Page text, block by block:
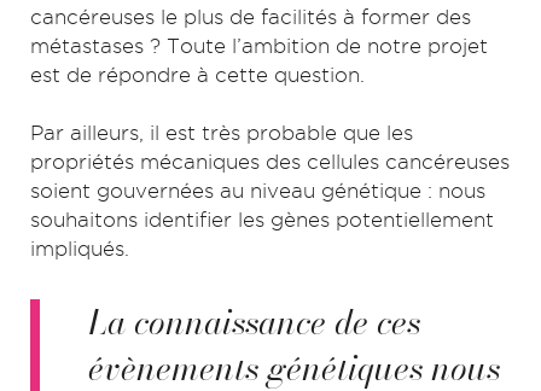
cancéreuses le plus de facilités à former des
métastases ? Toute l’ambition de notre projet
est de répondre à cette question.
Par ailleurs, il est très probable que les
propriétés mécaniques des cellules cancéreuses
soient gouvernées au niveau génétique : nous
souhaitons identifier les gènes potentiellement
impliqués.
La connaissance de ces
évènements génétiques nous